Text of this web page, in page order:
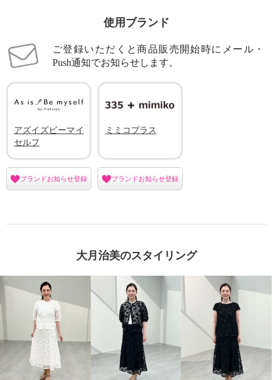
使用ブランド
ご登録いただくと商品販売開始時にメール・
Push通知でお知らせします。
アズイズビーマイ
セルフ
ブランドお知らせ登録
ミミコプラス
ブランドお知らせ登録
大月治美のスタイリング